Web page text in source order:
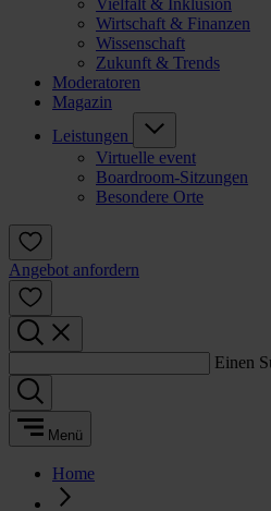
Vielfalt & Inklusion
Wirtschaft & Finanzen
Wissenschaft
Zukunft & Trends
Moderatoren
Magazin
Leistungen
Virtuelle event
Boardroom-Sitzungen
Besondere Orte
Angebot anfordern
Einen
Menü
Home